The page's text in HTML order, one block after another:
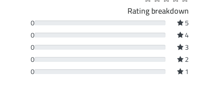
Rating breakdown
5
0
4
0
3
0
2
0
1
0